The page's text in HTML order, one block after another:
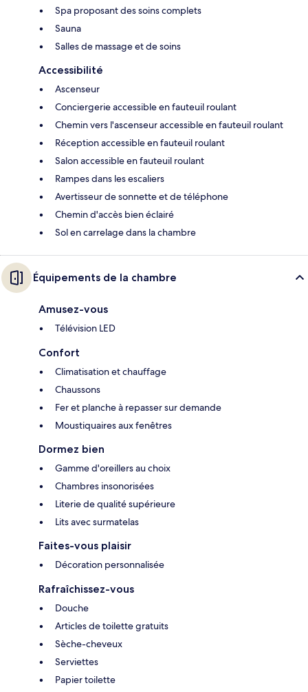
Spa proposant des soins complets
Sauna
Salles de massage et de soins
Accessibilité
Ascenseur
Conciergerie accessible en fauteuil roulant
Chemin vers l'ascenseur accessible en fauteuil roulant
Réception accessible en fauteuil roulant
Salon accessible en fauteuil roulant
Rampes dans les escaliers
Avertisseur de sonnette et de téléphone
Chemin d'accès bien éclairé
Sol en carrelage dans la chambre
Équipements de la chambre
Amusez-vous
Télévision LED
Confort
Climatisation et chauffage
Chaussons
Fer et planche à repasser sur demande
Moustiquaires aux fenêtres
Dormez bien
Gamme d'oreillers au choix
Chambres insonorisées
Literie de qualité supérieure
Lits avec surmatelas
Faites-vous plaisir
Décoration personnalisée
Rafraîchissez-vous
Douche
Articles de toilette gratuits
Sèche-cheveux
Serviettes
Papier toilette